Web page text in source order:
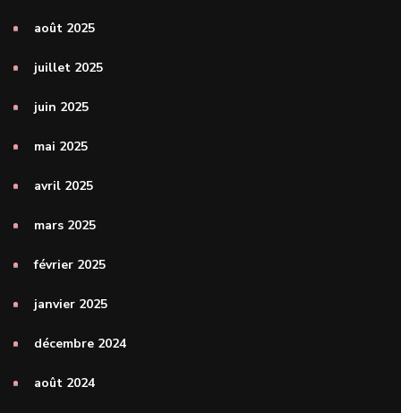
août 2025
juillet 2025
juin 2025
mai 2025
avril 2025
mars 2025
février 2025
janvier 2025
décembre 2024
août 2024